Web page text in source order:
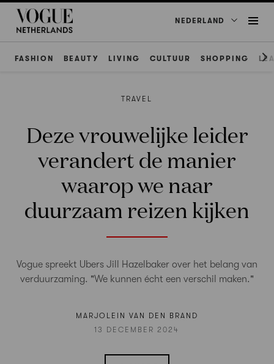
NEDERLAND
FASHION BEAUTY LIVING CULTUUR SHOPPING
TRAVEL
Deze vrouwelijke leider
verandert de manier
waarop we naar
duurzaam reizen kijken
Vogue spreekt Ubers Jill Hazelbaker over het belang van
verduurzaming. "We kunnen écht een verschil maken."
MARJOLEIN VAN DEN BRAND
13 DECEMBER 2024